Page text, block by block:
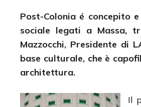
Post-Colonia é concepito
sociale legati a Massa,
Mazzocchi, Presidente di
base culturale, che è
architettura.
Il